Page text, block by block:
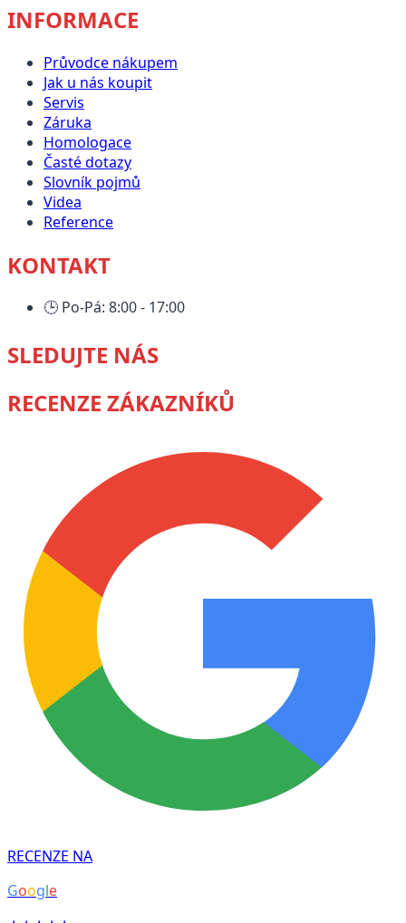
INFORMACE
Průvodce nákupem
Jak u nás koupit
Servis
Záruka
Homologace
Časté dotazy
Slovník pojmů
Videa
Reference
KONTAKT
🕒 Po-Pá: 8:00 - 17:00
SLEDUJTE NÁS
RECENZE ZÁKAZNÍKŮ
RECENZE NA
Google